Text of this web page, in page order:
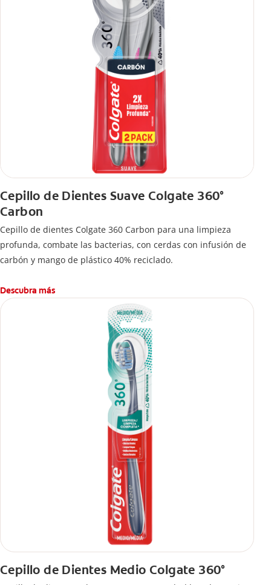
Cepillo de Dientes Suave Colgate 360°
Carbon
Cepillo de dientes Colgate 360 ​​Carbon para una limpieza
profunda, combate las bacterias, con cerdas con infusión de
carbón y mango de plástico 40% reciclado.
Descubra más
Cepillo de Dientes Medio Colgate 360°